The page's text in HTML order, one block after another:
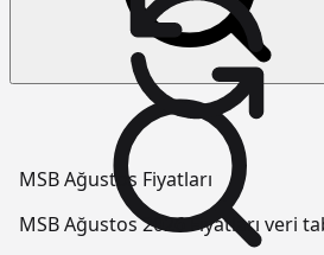
MSB Ağustos Fiyatları
MSB Ağustos 2026 Fiyatları veri